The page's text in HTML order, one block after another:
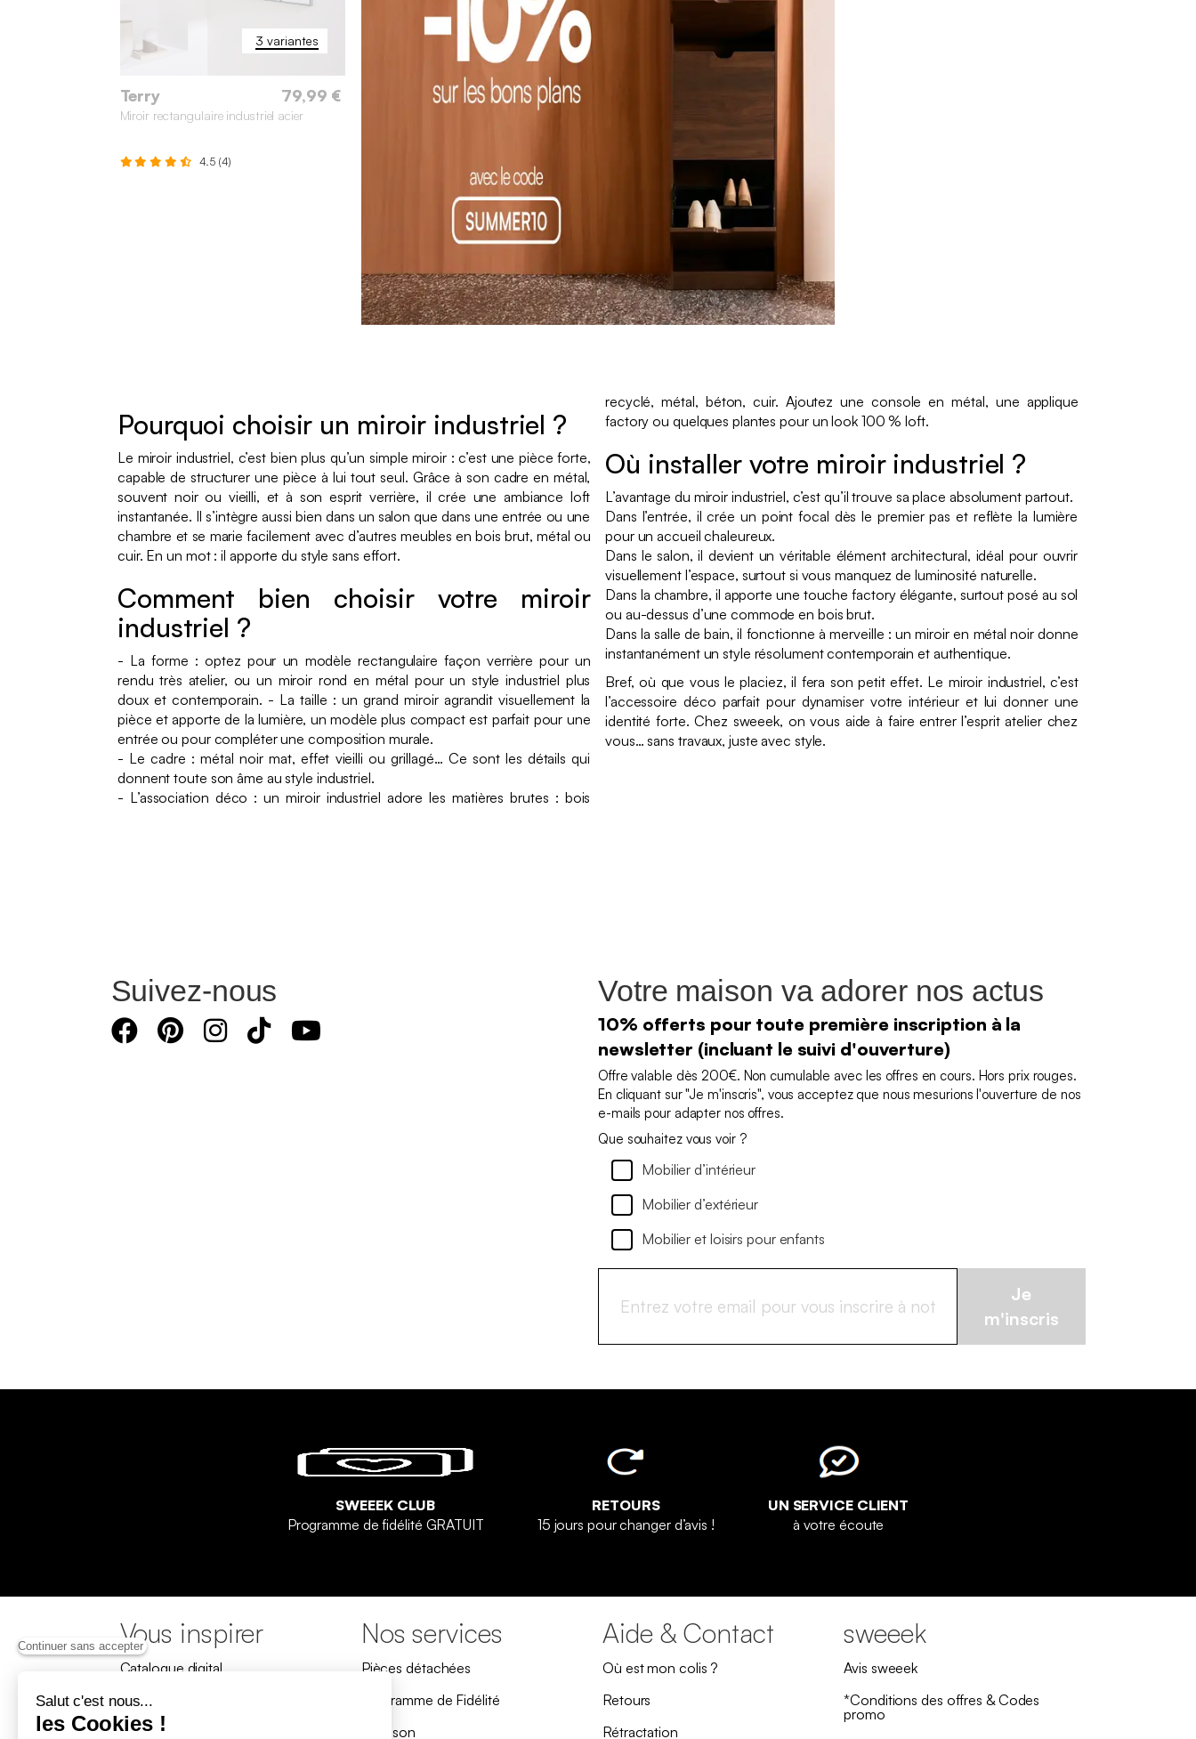
Continuer sans accepter
Salut c'est nous...
les Cookies !
3 variantes
Terry 79,99 €
Miroir rectangulaire industriel acier
4.5 (4)
Pourquoi choisir un miroir industriel ?
Le miroir industriel, c’est bien plus qu’un simple miroir : c’est une pièce forte,
capable de structurer une pièce à lui tout seul. Grâce à son cadre en métal,
souvent noir ou vieilli, et à son esprit verrière, il crée une ambiance loft
instantanée. Il s’intègre aussi bien dans un salon que dans une entrée ou une
chambre et se marie facilement avec d’autres meubles en bois brut, métal ou
cuir. En un mot : il apporte du style sans effort.
Comment bien choisir votre miroir
industriel ?
- La forme : optez pour un modèle rectangulaire façon verrière pour un
rendu très atelier, ou un miroir rond en métal pour un style industriel plus
doux et contemporain. - La taille : un grand miroir agrandit visuellement la
pièce et apporte de la lumière, un modèle plus compact est parfait pour une
entrée ou pour compléter une composition murale.
- Le cadre : métal noir mat, effet vieilli ou grillagé… Ce sont les détails qui
donnent toute son âme au style industriel.
- L’association déco : un miroir industriel adore les matières brutes : bois
recyclé, métal, béton, cuir. Ajoutez une console en métal, une applique
factory ou quelques plantes pour un look 100 % loft.
Où installer votre miroir industriel ?
L’avantage du miroir industriel, c’est qu’il trouve sa place absolument partout.
Dans l’entrée, il crée un point focal dès le premier pas et reflète la lumière
pour un accueil chaleureux.
Dans le salon, il devient un véritable élément architectural, idéal pour ouvrir
visuellement l’espace, surtout si vous manquez de luminosité naturelle.
Dans la chambre, il apporte une touche factory élégante, surtout posé au sol
ou au-dessus d’une commode en bois brut.
Dans la salle de bain, il fonctionne à merveille : un miroir en métal noir donne
instantanément un style résolument contemporain et authentique.
Bref, où que vous le placiez, il fera son petit effet. Le miroir industriel, c’est
l’accessoire déco parfait pour dynamiser votre intérieur et lui donner une
identité forte. Chez sweeek, on vous aide à faire entrer l’esprit atelier chez
vous… sans travaux, juste avec style.
Suivez-nous Votre maison va adorer nos actus
10% offerts pour toute première inscription à la
newsletter (incluant le suivi d'ouverture)
Offre valable dès 200€. Non cumulable avec les offres en cours. Hors prix rouges.
En cliquant sur "Je m'inscris", vous acceptez que nous mesurions l'ouverture de nos
e-mails pour adapter nos offres.
Que souhaitez vous voir ?
Mobilier d’intérieur
Mobilier d’extérieur
Mobilier et loisirs pour enfants
Je
m'inscris
SWEEEK CLUB
Programme de fidélité GRATUIT
RETOURS
15 jours pour changer d’avis !
UN SERVICE CLIENT
à votre écoute
Vous inspirer
Catalogue digital
Nos collections
Nos produits iconiques
Nos services
Pièces détachées
Programme de Fidélité
Livraison
Aide & Contact
Où est mon colis ?
Retours
Rétractation
sweeek
Avis sweeek
*Conditions des offres & Codes
promo